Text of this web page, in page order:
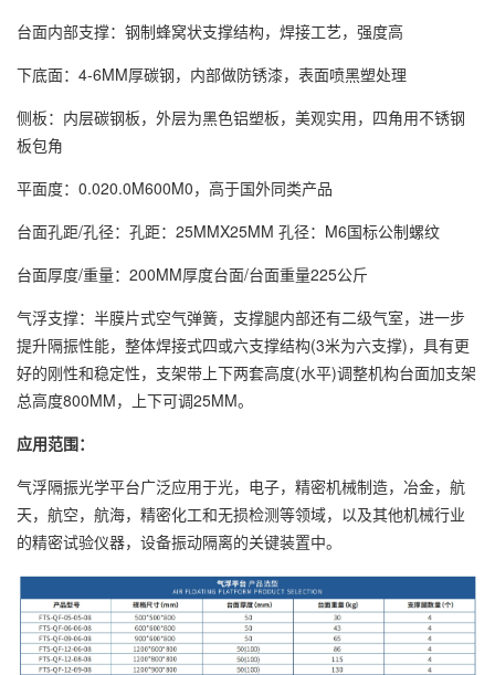
台面内部支撑：钢制蜂窝状支撑结构，焊接工艺，强度高
下底面：4-6MM厚碳钢，内部做防锈漆，表面喷黑塑处理
侧板：内层碳钢板，外层为黑色铝塑板，美观实用，四角用不锈钢
板包角
平面度：0.020.0M600M0，高于国外同类产品
台面孔距/孔径：孔距：25MMX25MM 孔径：M6国标公制螺纹
台面厚度/重量：200MM厚度台面/台面重量225公斤
气浮支撑：半膜片式空气弹簧，支撑腿内部还有二级气室，进一步
提升隔振性能，整体焊接式四或六支撑结构(3米为六支撑)，具有更
好的刚性和稳定性，支架带上下两套高度(水平)调整机构台面加支架
总高度800MM，上下可调25MM。
应用范围：
气浮隔振光学平台广泛应用于光，电子，精密机械制造，冶金，航
天，航空，航海，精密化工和无损检测等领域，以及其他机械行业
的精密试验仪器，设备振动隔离的关键装置中。